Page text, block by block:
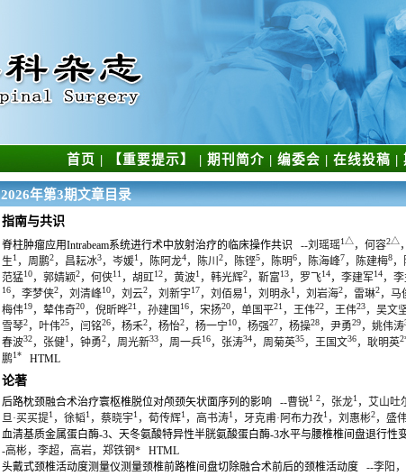
首页 | 【重要提示】 | 期刊简介 | 编委会 | 在线投稿 |
2026年第3期文章目录
指南与共识
脊柱肿瘤应用Intrabeam系统进行术中放射治疗的临床操作共识 --刘瑶瑶1△ ，何容2△
生1 ，周鹏2，昌耘冰3，岑媛1 ，陈阿龙4，陈川 2，陈铿5，陈明6，陈海峰7，陈建梅8
范猛10，郭婧颖2，何侠11 ，胡豇12，黄波1 ，韩光辉2，靳富13，罗飞14，李建军14，
16，李梦侠2，刘清峰10，刘云2，刘新宇17，刘佰易1 ，刘明永1 ，刘岩海2，雷琳2，马
梅伟19，辇伟奇20，倪昕晔21 ，孙建国 16，宋扬20，单国平21 ，王伟22，王伟23，吴文
雪琴2，叶伟25，闫铭26，杨禾2，杨怡2，杨一宁10，杨强27，杨操28，尹勇29，姚伟涛
春波32，张健1 ，钟勇2，周光新33，周一兵16，张涛34，周菊英35，王国文36，耿明英
鹏1* HTML
论著
后路枕颈融合术治疗寰枢椎脱位对颅颈矢状面序列的影响 --曹锐1 2，张龙1 ，艾山吐
旦·买买提1 ，徐韬1 ，蔡晓宇1 ，荀传辉1 ，高书涛1 ，牙克甫·阿布力孜1 ，刘惠彬2，盛
血清基质金属蛋白酶-3、天冬氨酸特异性半胱氨酸蛋白酶-3水平与腰椎椎间盘退行性
-高彬，李超，高岩，郑铁钢*
HTML
头戴式颈椎活动度测量仪测量颈椎前路椎间盘切除融合术前后的颈椎活动度 --李阳